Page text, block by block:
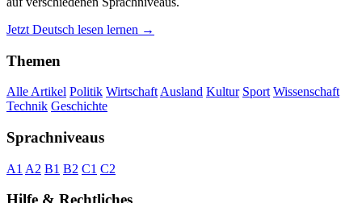
Jetzt Deutsch lesen lernen →
Themen
Alle Artikel Politik Wirtschaft Ausland Kultur Sport Wissenschaft
Technik Geschichte
Sprachniveaus
A1 A2 B1 B2 C1 C2